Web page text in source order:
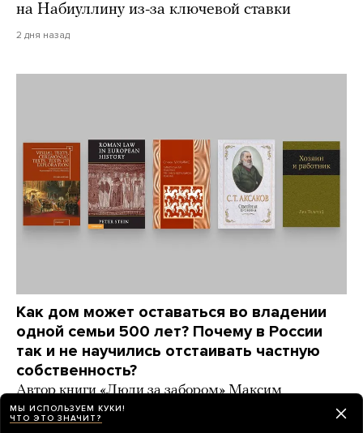
на Набиуллину из-за ключевой ставки
2 дня назад
Как дом может оставаться во владении
одной семьи 500 лет? Почему в России
так и не научились отстаивать частную
собственность?
Автор книги «Люди за забором» Максим
Трудолюбов советует книги, которые отвечают
на эти вопросы
МЫ ИСПОЛЬЗУЕМ КУКИ!
ЧТО ЭТО ЗНАЧИТ?